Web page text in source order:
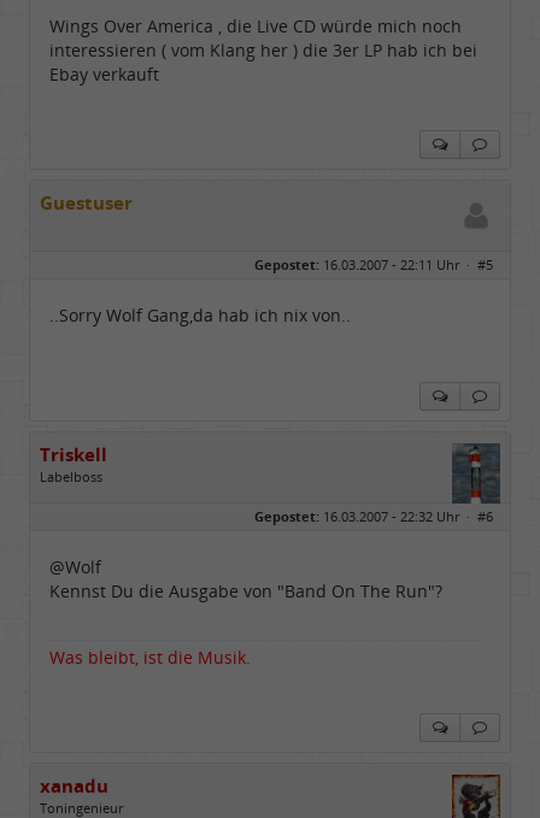
Wings Over America , die Live CD würde mich noch
interessieren ( vom Klang her ) die 3er LP hab ich bei
Ebay verkauft
Guestuser
Gepostet: 16.03.2007 - 22:11 Uhr · #5
..Sorry Wolf Gang,da hab ich nix von..
Triskell
Labelboss
Dabei seit:
Gepostet: 16.03.2007 - 22:32 Uhr · #6
@Wolf
Kennst Du die Ausgabe von "Band On The Run"?
Was bleibt, ist die Musik.
xanadu
Toningenieur